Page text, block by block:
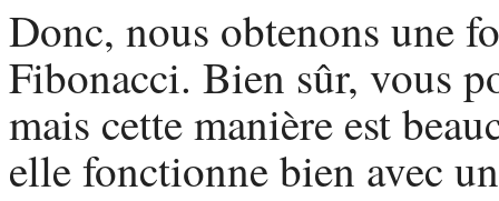
Donc, nous obtenons une
Fibonacci. Bien sûr, vous
mais cette manière est
elle fonctionne bien avec